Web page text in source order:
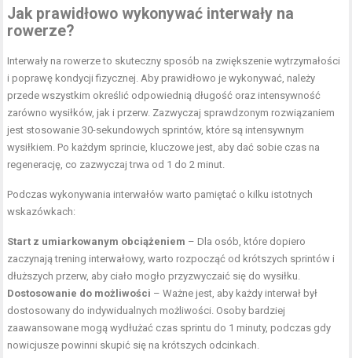
Jak prawidłowo wykonywać interwały na
rowerze?
Interwały na rowerze to skuteczny sposób na zwiększenie wytrzymałości
i poprawę kondycji fizycznej. Aby prawidłowo je wykonywać, należy
przede wszystkim określić odpowiednią długość oraz intensywność
zarówno wysiłków, jak i przerw. Zazwyczaj sprawdzonym rozwiązaniem
jest stosowanie 30-sekundowych sprintów, które są intensywnym
wysiłkiem. Po każdym sprincie, kluczowe jest, aby dać sobie czas na
regenerację, co zazwyczaj trwa od 1 do 2 minut.
Podczas wykonywania interwałów warto pamiętać o kilku istotnych
wskazówkach:
Start z umiarkowanym obciążeniem – Dla osób, które dopiero
zaczynają trening interwałowy, warto rozpocząć od krótszych sprintów i
dłuższych przerw, aby ciało mogło przyzwyczaić się do wysiłku.
Dostosowanie do możliwości – Ważne jest, aby każdy interwał był
dostosowany do indywidualnych możliwości. Osoby bardziej
zaawansowane mogą wydłużać czas sprintu do 1 minuty, podczas gdy
nowicjusze powinni skupić się na krótszych odcinkach.